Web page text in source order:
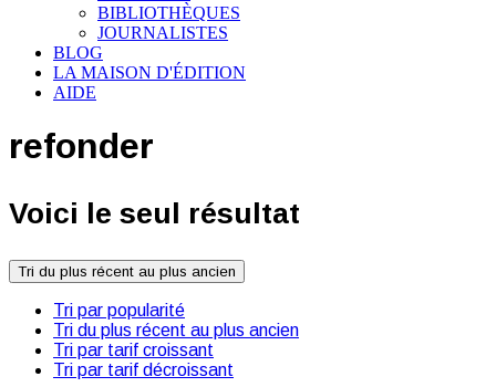
BIBLIOTHÈQUES
JOURNALISTES
BLOG
LA MAISON D'ÉDITION
AIDE
refonder
Voici le seul résultat
Tri du plus récent au plus ancien
Tri par popularité
Tri du plus récent au plus ancien
Tri par tarif croissant
Tri par tarif décroissant